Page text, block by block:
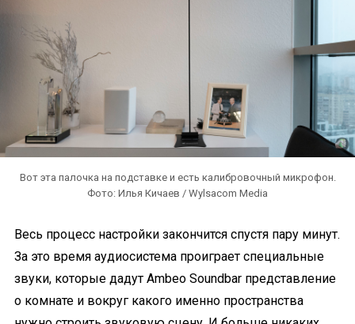
Вот эта палочка на подставке и есть калибровочный микрофон.
Фото: Илья Кичаев / Wylsacom Media
Весь процесс настройки закончится спустя пару минут.
За это время аудиосистема проиграет специальные
звуки, которые дадут Ambeo Soundbar представление
о комнате и вокруг какого именно пространства